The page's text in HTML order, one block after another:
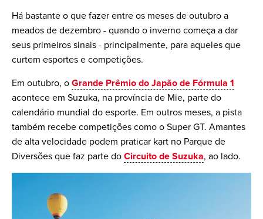
Há bastante o que fazer entre os meses de outubro a
meados de dezembro - quando o inverno começa a dar
seus primeiros sinais - principalmente, para aqueles que
curtem esportes e competições.
Em outubro, o Grande Prêmio do Japão de Fórmula 1
acontece em Suzuka, na província de Mie, parte do
calendário mundial do esporte. Em outros meses, a pista
também recebe competições como o Super GT. Amantes
de alta velocidade podem praticar kart no Parque de
Diversões que faz parte do Circuito de Suzuka, ao lado.